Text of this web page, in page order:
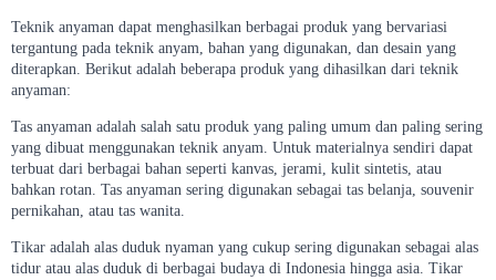
Teknik anyaman dapat menghasilkan berbagai produk yang bervariasi
tergantung pada teknik anyam, bahan yang digunakan, dan desain yang
diterapkan. Berikut adalah beberapa produk yang dihasilkan dari teknik
anyaman:
Tas anyaman adalah salah satu produk yang paling umum dan paling sering
yang dibuat menggunakan teknik anyam. Untuk materialnya sendiri dapat
terbuat dari berbagai bahan seperti kanvas, jerami, kulit sintetis, atau
bahkan rotan. Tas anyaman sering digunakan sebagai tas belanja, souvenir
pernikahan, atau tas wanita.
Tikar adalah alas duduk nyaman yang cukup sering digunakan sebagai alas
tidur atau alas duduk di berbagai budaya di Indonesia hingga asia. Tikar